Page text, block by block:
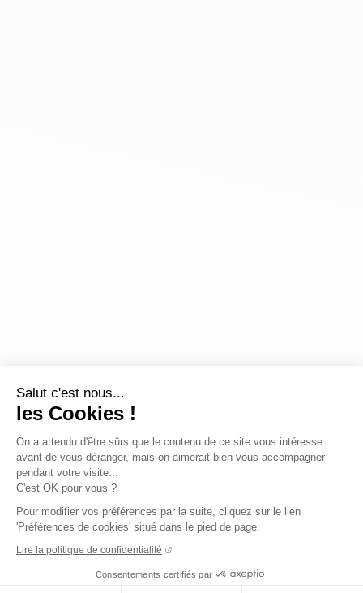
Salut c'est nous...
les Cookies !
On a attendu d'être sûrs que le contenu de ce site vous intéresse
avant de vous déranger, mais on aimerait bien vous accompagner
pendant votre visite...
C'est OK pour vous ?
Pour modifier vos préférences par la suite, cliquez sur le lien
'Préférences de cookies' situé dans le pied de page.
Lire la politique de confidentialité
Consentements certifiés par